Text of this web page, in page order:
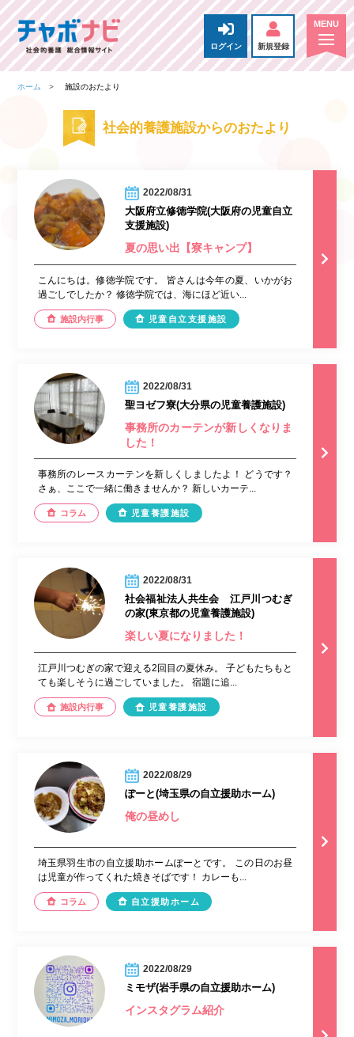
ログイン 新規登録
ホーム 施設のおたより
社会的養護施設からのおたより
2022/08/31
大阪府立修徳学院(大阪府の児童自立
支援施設)
夏の思い出【寮キャンプ】
こんにちは。修徳学院です。 皆さんは今年の夏、いかがお
過ごしでしたか？ 修徳学院では、海にほど近い...
施設内行事 児童自立支援施設
2022/08/31
聖ヨゼフ寮(大分県の児童養護施設)
事務所のカーテンが新しくなりま
した！
事務所のレースカーテンを新しくしましたよ！ どうです？
さぁ、ここで一緒に働きませんか？ 新しいカーテ...
コラム 児童養護施設
2022/08/31
社会福祉法人共生会 江戸川つむぎ
の家(東京都の児童養護施設)
楽しい夏になりました！
江戸川つむぎの家で迎える2回目の夏休み。 子どもたちもと
ても楽しそうに過ごしていました。 宿題に追...
施設内行事 児童養護施設
2022/08/29
ぽーと(埼玉県の自立援助ホーム)
俺の昼めし
埼玉県羽生市の自立援助ホームぽーとです。 この日のお昼
は児童が作ってくれた焼きそばです！ カレーも...
コラム 自立援助ホーム
2022/08/29
ミモザ(岩手県の自立援助ホーム)
インスタグラム紹介